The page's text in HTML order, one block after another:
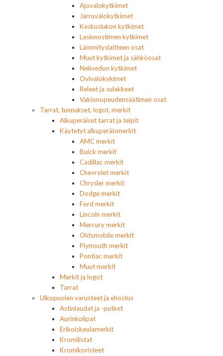
Ajovalokytkimet
Jarruvalokytkimet
Keskuslukon kytkimet
Lasinnostimen kytkimet
Lämmityslaitteen osat
Muut kytkimet ja sähköosat
Nelivedon kytkimet
Ovivalokykimet
Releet ja sulakkeet
Vakionopeudensäätimen osat
Tarrat, tunnukset, logot, merkit
Alkuperäiset tarrat ja teipit
Käytetyt alkuperäismerkit
AMC merkit
Buick merkit
Cadillac merkit
Chevrolet merkit
Chrysler merkit
Dodge merkit
Ford merkit
Lincoln merkit
Mercury merkit
Oldsmobile merkit
Plymouth merkit
Pontiac merkit
Muut merkit
Merkit ja logot
Tarrat
Ulkopuolen varusteet ja ehostus
Astinlaudat ja -putket
Aurinkolipat
Erikoiskeulamerkit
Kromilistat
Kromikoristeet